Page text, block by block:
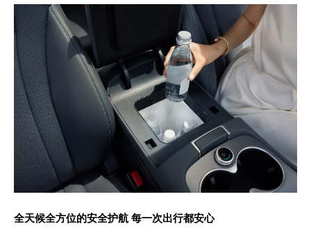
全天候全方位的安全护航 每一次出行都安心